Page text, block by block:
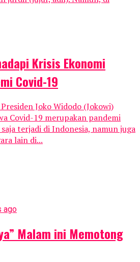
Krisis Ekonomi
Covid-19
Joko Widodo (Jokowi)
Covid-19 merupakan pandemi
terjadi di Indonesia, namun juga
lain di...
ago
Malam ini Memotong